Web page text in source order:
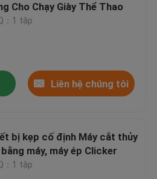
lực
Cho Chạy Giày Thể Thao
：1 tập
Liên hệ chúng tôi
bị kẹp cố định Máy cắt thủy
máy, máy ép Clicker
：1 tập